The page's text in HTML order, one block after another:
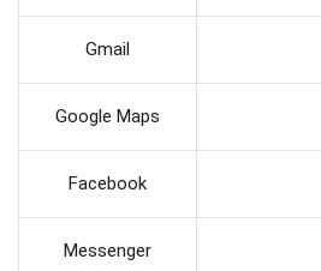
Gmail
Google Maps
Facebook
Messenger